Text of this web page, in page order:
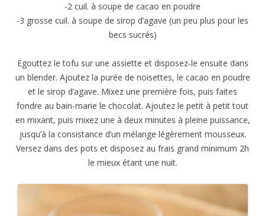
-2 cuil. à soupe de cacao en poudre
-3 grosse cuil. à soupe de sirop d’agave (un peu plus pour les
becs sucrés)
Egouttez le tofu sur une assiette et disposez-le ensuite dans
un blender. Ajoutez la purée de noisettes, le cacao en poudre
et le sirop d’agave. Mixez une première fois, puis faites
fondre au bain-marie le chocolat. Ajoutez le petit à petit tout
en mixant, puis mixez une à deux minutes à pleine puissance,
jusqu’à la consistance d’un mélange légèrement mousseux.
Versez dans des pots et disposez au frais grand minimum 2h
le mieux étant une nuit.